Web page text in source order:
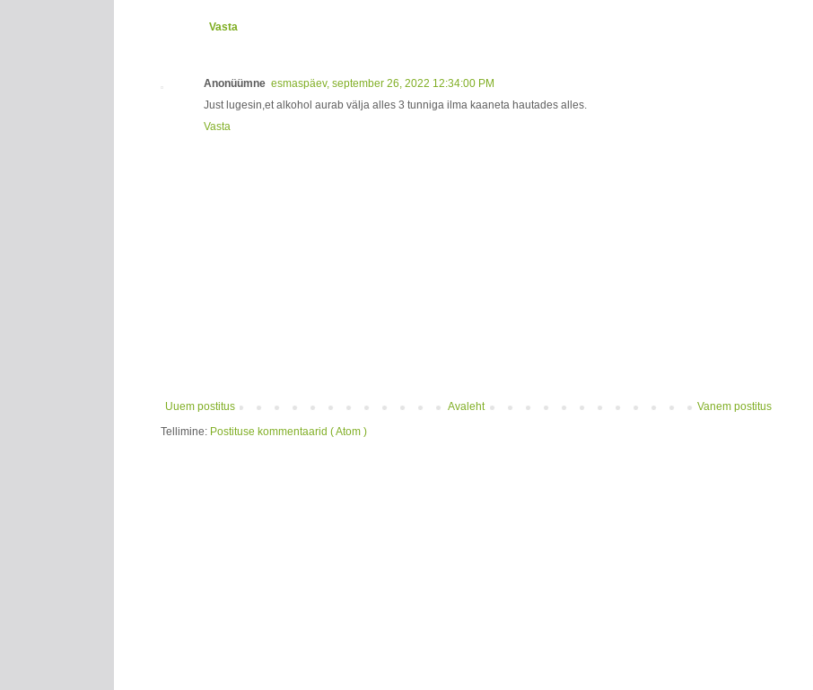
Vasta
Anonüümne esmaspäev, september 26, 2022 12:34:00 PM
Just lugesin,et alkohol aurab välja alles 3 tunniga ilma kaaneta hautades alles.
Vasta
Uuem postitus Vanem postitus
Avaleht
Tellimine: Postituse kommentaarid ( Atom )